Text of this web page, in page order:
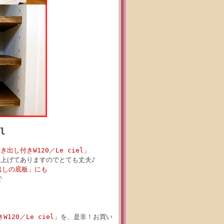
き出し付きW120／Le ciel」
げてありますのでとても丈夫♪
の底板」にも
W120／Le ciel」 を、是非！お買い